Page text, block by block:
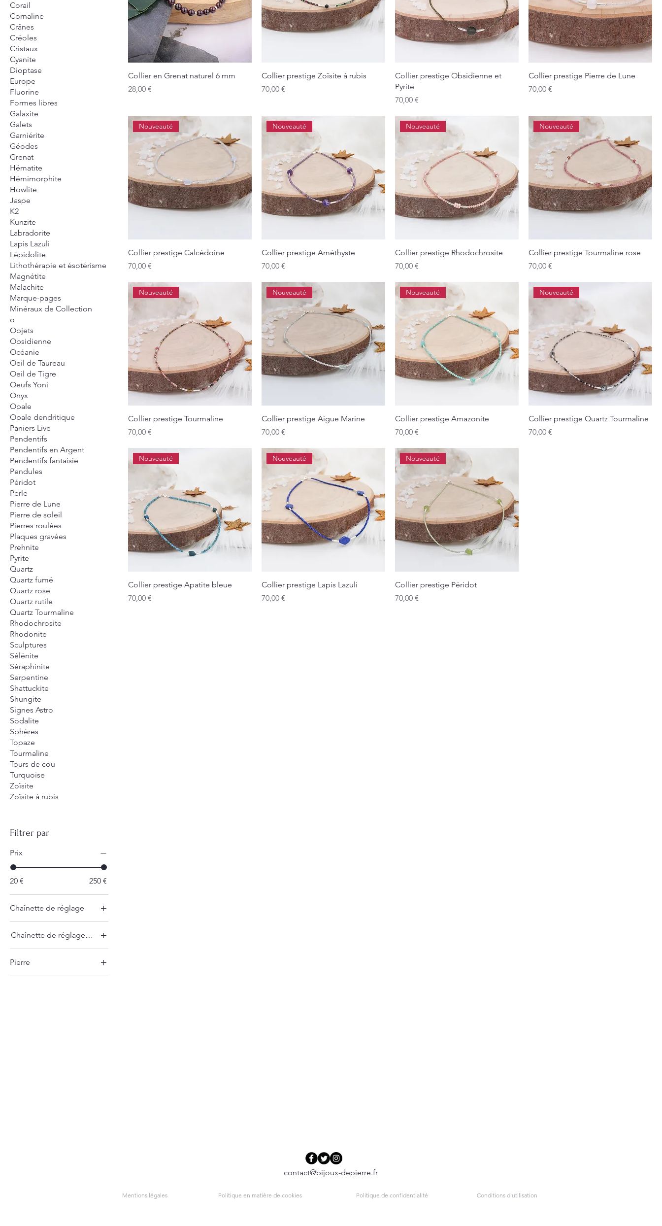
Corail
Cornaline
Crânes
Créoles
Cristaux
Cyanite
Dioptase
Europe
Fluorine
Formes libres
Galaxite
Galets
Garniérite
Géodes
Grenat
Hématite
Hémimorphite
Howlite
Jaspe
K2
Kunzite
Labradorite
Lapis Lazuli
Lépidolite
Lithothérapie et ésotérisme
Magnétite
Malachite
Marque-pages
Minéraux de Collection
o
Objets
Obsidienne
Océanie
Oeil de Taureau
Oeil de Tigre
Oeufs Yoni
Onyx
Opale
Opale dendritique
Paniers Live
Pendentifs
Pendentifs en Argent
Pendentifs fantaisie
Pendules
Péridot
Perle
Pierre de Lune
Pierre de soleil
Pierres roulées
Plaques gravées
Prehnite
Pyrite
Quartz
Quartz fumé
Quartz rose
Quartz rutile
Quartz Tourmaline
Rhodochrosite
Rhodonite
Sculptures
Sélénite
Séraphinite
Serpentine
Shattuckite
Shungite
Signes Astro
Sodalite
Sphères
Topaze
Tourmaline
Tours de cou
Turquoise
Zoïsite
Zoïsite à rubis
Filtrer par
Prix
20 € 250 €
Chaînette de réglage
Chaînette de réglage argent
Pierre
Collier en Grenat naturel 6 mm
Prix
28,00 €
Collier prestige Zoïsite à rubis
Prix
70,00 €
Collier prestige Obsidienne et
Pyrite
Prix
70,00 €
Collier prestige Pierre de Lune
Prix
70,00 €
Nouveauté
Collier prestige Calcédoine
Prix
70,00 €
Nouveauté
Collier prestige Améthyste
Prix
70,00 €
Nouveauté
Collier prestige Rhodochrosite
Prix
70,00 €
Nouveauté
Collier prestige Tourmaline rose
Prix
70,00 €
Nouveauté
Collier prestige Tourmaline
Prix
70,00 €
Nouveauté
Collier prestige Aigue Marine
Prix
70,00 €
Nouveauté
Collier prestige Amazonite
Prix
70,00 €
Nouveauté
Collier prestige Quartz Tourmaline
Prix
70,00 €
Nouveauté
Collier prestige Apatite bleue
Prix
70,00 €
Nouveauté
Collier prestige Lapis Lazuli
Prix
70,00 €
Nouveauté
Collier prestige Péridot
Prix
70,00 €
contact@bijoux-depierre.fr
Mentions légales Politique en matière de cookies Politique de confidentialité Conditions d'utilisation